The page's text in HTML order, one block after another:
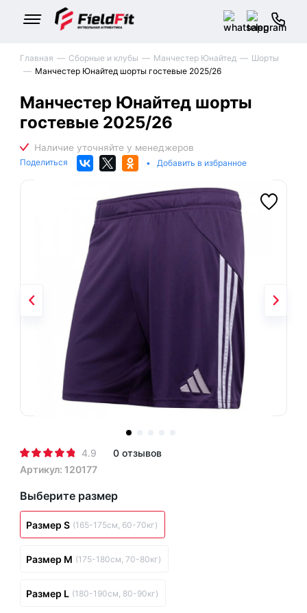
Главная Сборные и клубы Манчестер Юнайтед
Шорты
Манчестер Юнайтед шорты гостевые 2025/26
Манчестер Юнайтед шорты
гостевые 2025/26
Поделиться • Добавить в избранное
4.9
0 отзывов
Артикул: 120177
Выберите размер
Размер S (165-175см, 60-70кг)
Размер M (175-180см, 70-80кг)
Размер L (180-190см, 80-90кг)